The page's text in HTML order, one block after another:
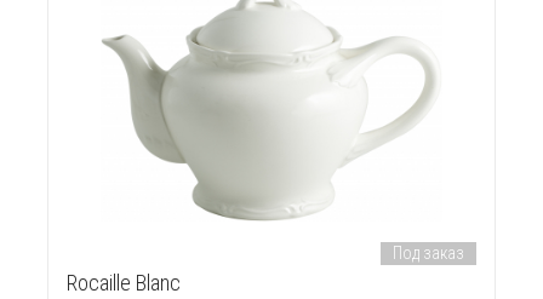
Rocaille Blanc
Под заказ